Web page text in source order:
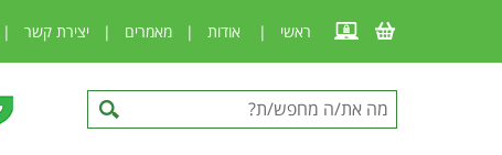
ראשי | אודות | מאמרים | יצירת קשר |